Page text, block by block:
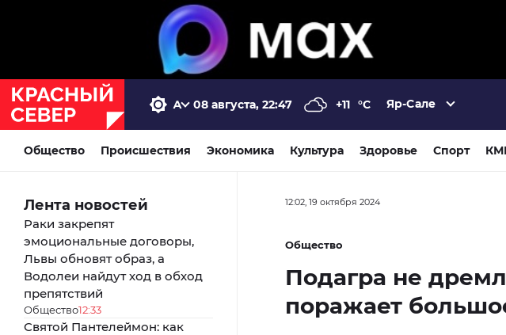
08 августа, 22:47 +11 °C Яр-Сале
Общество Происшествия Экономика Культура Здоровье Спорт
Лента новостей
Раки закрепят
эмоциональные договоры,
Львы обновят образ, а
Водолеи найдут ход в обход
препятствий
Общество12:33
Святой Пантелеймон: как
12:02, 19 октября 2024
Общество
Подагра не
поражает